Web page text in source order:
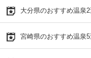
大分県のおすすめ温泉2
宮崎県のおすすめ温泉5